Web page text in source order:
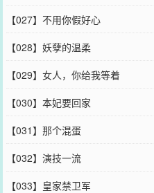
【027】不用你假好心
【028】妖孽的温柔
【029】女人，你给我等着
【030】本妃要回家
【031】那个混蛋
【032】演技一流
【033】皇家禁卫军